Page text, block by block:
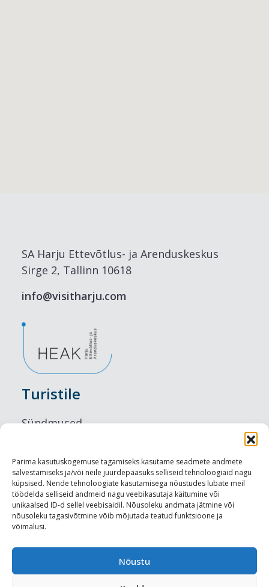
Parima kasutuskogemuse tagamiseks kasutame seadmete andmete
salvestamiseks ja/või neile juurdepääsuks selliseid tehnoloogiaid nagu
küpsised. Nende tehnoloogiate kasutamisega nõustudes lubate meil
töödelda selliseid andmeid nagu veebikasutaja käitumine või
unikaalsed ID-d sellel veebisaidil. Nõusoleku andmata jätmine või
nõusoleku tagasivõtmine võib mõjutada teatud funktsioone ja
võimalusi.
Nõustu
SA Harju Ettevõtlus- ja Arenduskeskus
Sirge 2, Tallinn 10618
info@visitharju.com
Turistile
Sündmused
Maitseelamused
Vaatamisväärsused
Visit Tallinn
Turismiprofessionaalile